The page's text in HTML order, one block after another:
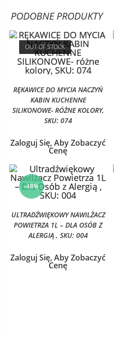
PODOBNE PRODUKTY
OUT OF STOCK
RĘKAWICE DO MYCIA NACZYŃ
KABIN KUCHENNE
SILIKONOWE- RÓŻNE KOLORY,
SKU: 074
Zaloguj Się, Aby Zobaczyć
Cenę
-48%
ULTRADŹWIĘKOWY NAWILŻACZ
POWIETRZA 1L – DLA OSÓB Z
ALERGIĄ , SKU: 004
Zaloguj Się, Aby Zobaczyć
Cenę